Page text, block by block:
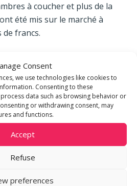
Consent
we use technologies like cookies to
Consenting to these
data such as browsing behavior or
or withdrawing consent, may
and functions.
Accept
Refuse
preferences
à coucher et plus de la
été mis sur le marché à
de francs.
des biens ont été vendus.
en amont, intégrant la
le choix du terrain,
et la typologie des
qu’elles furent les
ont été vendus en
» déclare Enzo Lo Bue,